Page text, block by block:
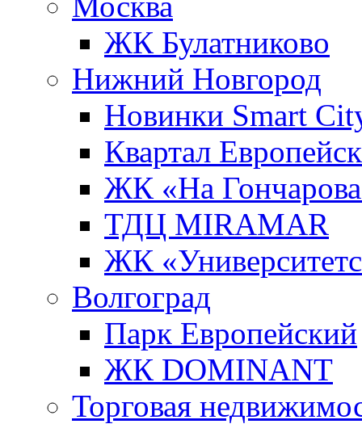
ЖК Булатниково
Нижний Новгород
Новинки Smart
Квартал
ЖК «На
ТДЦ MIRAMAR
ЖК
Волгоград
Парк Европейский
ЖК DOMINANT
Торговая